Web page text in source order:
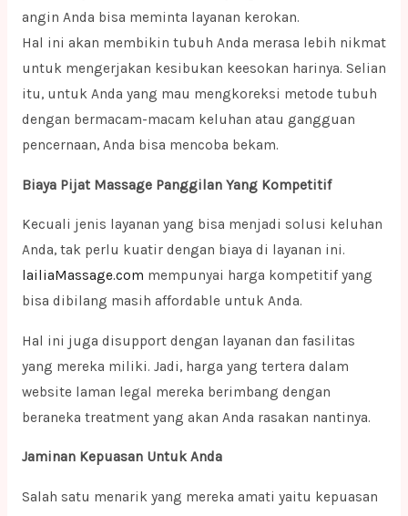
angin Anda bisa meminta layanan kerokan.
Hal ini akan membikin tubuh Anda merasa lebih nikmat
untuk mengerjakan kesibukan keesokan harinya. Selian
itu, untuk Anda yang mau mengkoreksi metode tubuh
dengan bermacam-macam keluhan atau gangguan
pencernaan, Anda bisa mencoba bekam.
Biaya Pijat Massage Panggilan Yang Kompetitif
Kecuali jenis layanan yang bisa menjadi solusi keluhan
Anda, tak perlu kuatir dengan biaya di layanan ini.
lailiaMassage.com mempunyai harga kompetitif yang
bisa dibilang masih affordable untuk Anda.
Hal ini juga disupport dengan layanan dan fasilitas
yang mereka miliki. Jadi, harga yang tertera dalam
website laman legal mereka berimbang dengan
beraneka treatment yang akan Anda rasakan nantinya.
Jaminan Kepuasan Untuk Anda
Salah satu menarik yang mereka amati yaitu kepuasan